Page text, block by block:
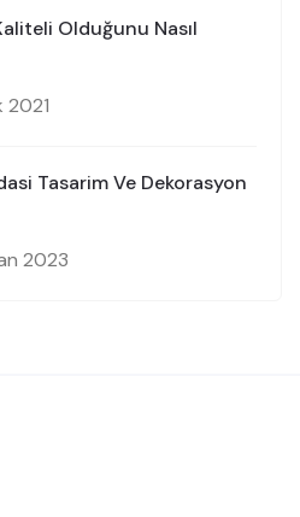
Olduğunu Nasıl
2021
Tasarim Ve Dekorasyon
2023